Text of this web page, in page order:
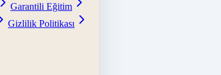
Garantili Eğitim
Gizlilik Politikası